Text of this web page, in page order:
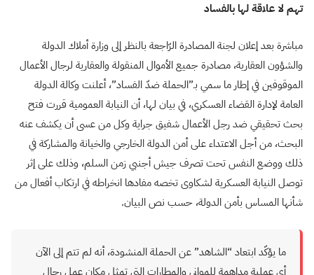
تهم لا علاقة لها بالفساد
مباشرة بعد إعلان لجنة المصادرة الرّاجعة بالنظر إلى وزارة أملاك الدولة
والشؤون العقارية، مصادرة جميع الأموال المنقولة والعقارية لرجال الأعمال
الموقوفين في إطار ما سمي بـ”الحملة ضدّ الفساد”، أعلنت وكالة الدولة
العامة لإدارة القضاء العسكري، في بيان لها، أن النيابة العمومية قررت فتح
بحث تحقيقي ضد رجل الأعمال شفيق جراية وكل من عسى أن يكشف عنه
البحث، من أجل الاعتداء على أمن الدولة الخارجي والخيانة والمشاركة في
ذلك ووضع النفس تحت تصرف جيش أجنبي زمن السلم، وذلك على إثر
توصل النيابة العسكرية لشكاوى تخصه مفادها انخراطه في ارتكاب أفعال من
شأنها المساس بأمن الدولة، حسب نص البيان.
ما يؤكّد ابتعاد “الشاهد” عن الحملة المنشودة، أنه لم تتم إلى الآن
أي عملية مداهمة للمواني والمطارات التي تمثل مكان عمل رجال